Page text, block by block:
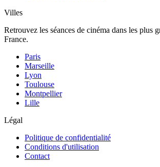
Villes
Retrouvez les séances de cinéma dans les plus
France.
Paris
Marseille
Lyon
Toulouse
Montpellier
Lille
Légal
Politique de confidentialité
Conditions d'utilisation
Contact